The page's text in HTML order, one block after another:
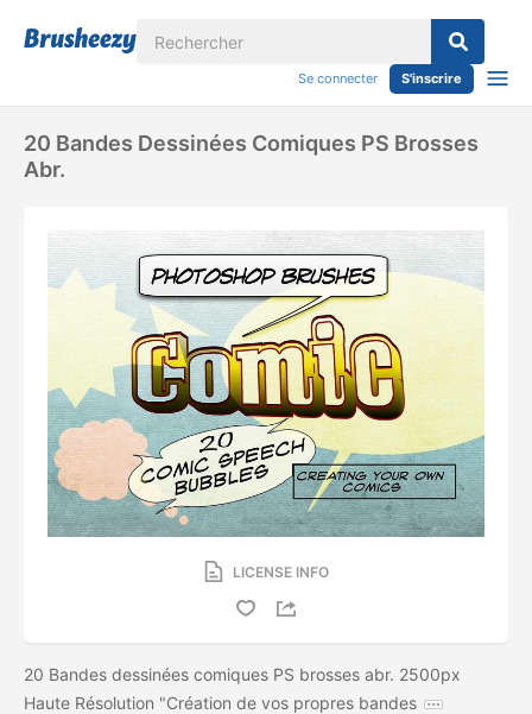
Se connecter S'inscrire
20 Bandes Dessinées Comiques PS Brosses
Abr.
LICENSE INFO
20 Bandes dessinées comiques PS brosses abr. 2500px
Haute Résolution "Création de vos propres bandes